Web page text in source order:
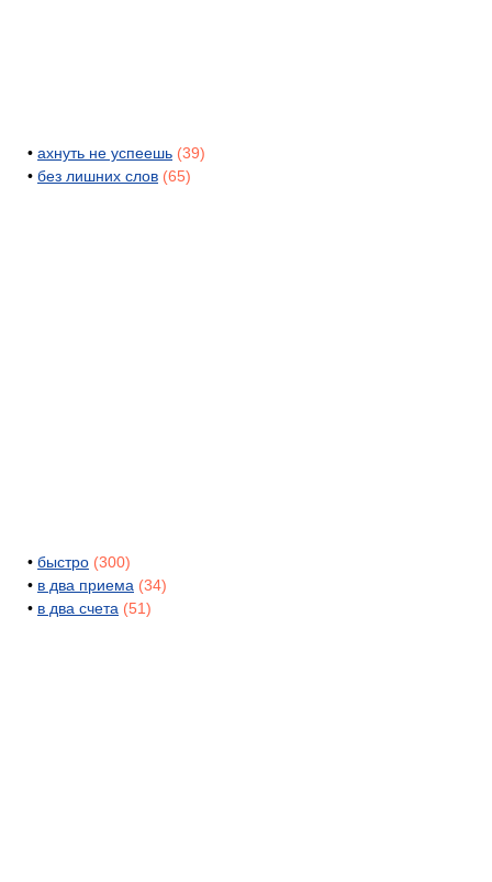
• ахнуть не успеешь (39)
• без лишних слов (65)
• быстро (300)
• в два приема (34)
• в два счета (51)